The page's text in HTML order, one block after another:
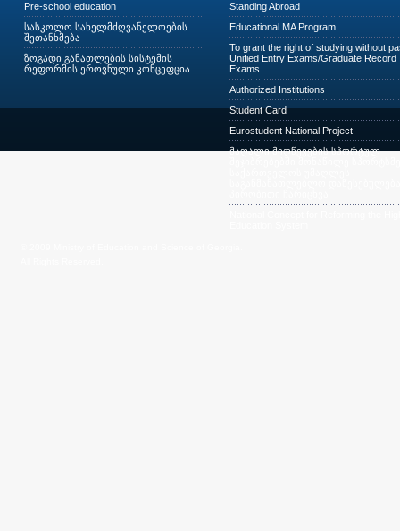
Pre-school education
სასკოლო სახელმძღვანელოების
შეთანხმება
ზოგადი განათლების სისტემის
რეფორმის ეროვნული კონცეფცია
Standing Abroad
Educational MA Program
To grant the right of studying without
Unified Entry Exams/Graduate Record
Exams
Authorized Institutions
Student Card
Eurostudent National Project
მაღალი მიღწევების სპორტულ